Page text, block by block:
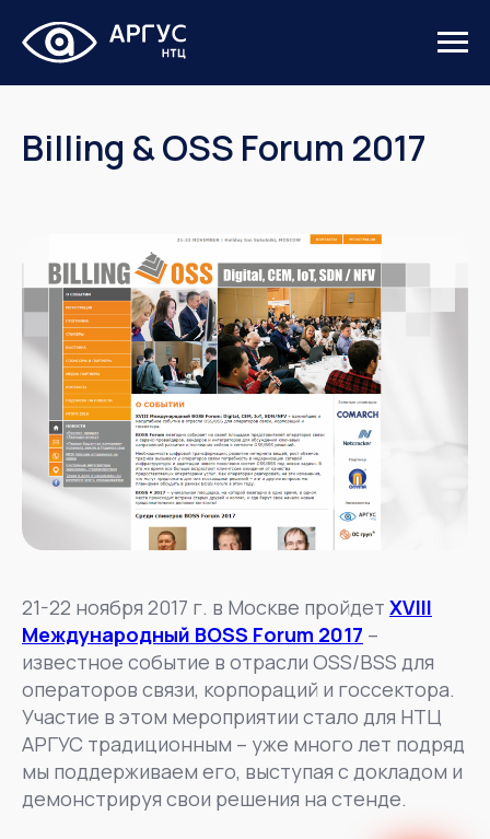
Billing & OSS Forum 2017
21-22 ноября 2017 г. в Москве пройдет XVIII
Международный BOSS Forum 2017 –
известное событие в отрасли OSS/BSS для
операторов связи, корпораций и госсектора.
Участие в этом мероприятии стало для НТЦ
АРГУС традиционным – уже много лет подряд
мы поддерживаем его, выступая с докладом и
демонстрируя свои решения на стенде.